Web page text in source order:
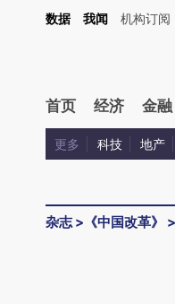
的开头增加这段话：本文由第三
数据 我闻 机构订阅
首页 经济 金融
更多 科技 地产
杂志> 《中国改革》 >